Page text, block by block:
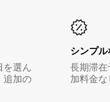
を選ん
追加の
シンプ
長期滞
加料金